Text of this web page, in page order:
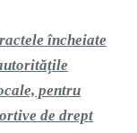
încheiate
pentru
de drept